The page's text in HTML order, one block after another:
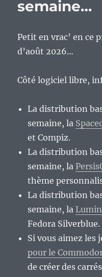
semaine…
Petit en vrac’ en ce
d’août 2026…
Côté logiciel libre,
La distribution
semaine, la
et Compiz.
La distribution
semaine, la
thème
La distribution
semaine, la
Fedora Silverblue.
Si vous aimez les
pour le
de créer des